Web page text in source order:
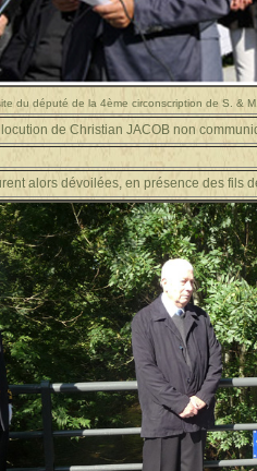
du député de la 4ème circonscription de S. & M.
JACOB non
alors dévoilées, en présence des fils